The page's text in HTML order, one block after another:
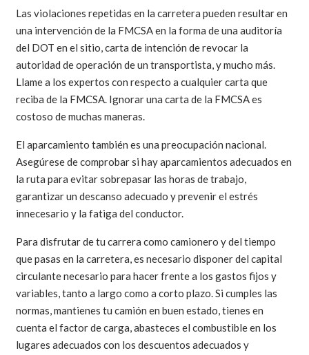
Las violaciones repetidas en la carretera pueden resultar en
una intervención de la FMCSA en la forma de una auditoría
del DOT en el sitio, carta de intención de revocar la
autoridad de operación de un transportista, y mucho más.
Llame a los expertos con respecto a cualquier carta que
reciba de la FMCSA. Ignorar una carta de la FMCSA es
costoso de muchas maneras.
El aparcamiento también es una preocupación nacional.
Asegúrese de comprobar si hay aparcamientos adecuados en
la ruta para evitar sobrepasar las horas de trabajo,
garantizar un descanso adecuado y prevenir el estrés
innecesario y la fatiga del conductor.
Para disfrutar de tu carrera como camionero y del tiempo
que pasas en la carretera, es necesario disponer del capital
circulante necesario para hacer frente a los gastos fijos y
variables, tanto a largo como a corto plazo. Si cumples las
normas, mantienes tu camión en buen estado, tienes en
cuenta el factor de carga, abasteces el combustible en los
lugares adecuados con los descuentos adecuados y